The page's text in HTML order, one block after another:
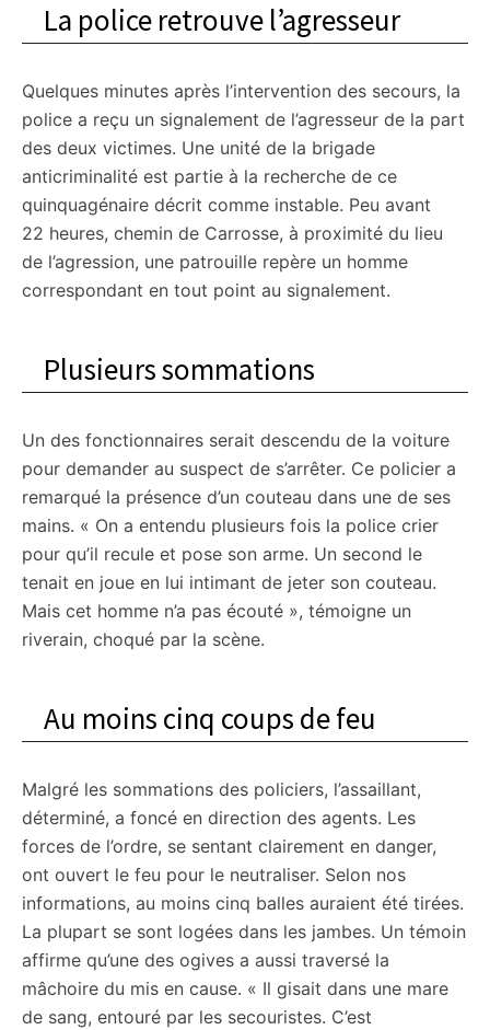
La police retrouve l’agresseur
Quelques minutes après l’intervention des secours, la
police a reçu un signalement de l’agresseur de la part
des deux victimes. Une unité de la brigade
anticriminalité est partie à la recherche de ce
quinquagénaire décrit comme instable. Peu avant
22 heures, chemin de Carrosse, à proximité du lieu
de l’agression, une patrouille repère un homme
correspondant en tout point au signalement.
Plusieurs sommations
Un des fonctionnaires serait descendu de la voiture
pour demander au suspect de s’arrêter. Ce policier a
remarqué la présence d’un couteau dans une de ses
mains. « On a entendu plusieurs fois la police crier
pour qu’il recule et pose son arme. Un second le
tenait en joue en lui intimant de jeter son couteau.
Mais cet homme n’a pas écouté », témoigne un
riverain, choqué par la scène.
Au moins cinq coups de feu
Malgré les sommations des policiers, l’assaillant,
déterminé, a foncé en direction des agents. Les
forces de l’ordre, se sentant clairement en danger,
ont ouvert le feu pour le neutraliser. Selon nos
informations, au moins cinq balles auraient été tirées.
La plupart se sont logées dans les jambes. Un témoin
affirme qu’une des ogives a aussi traversé la
mâchoire du mis en cause. « Il gisait dans une mare
de sang, entouré par les secouristes. C’est